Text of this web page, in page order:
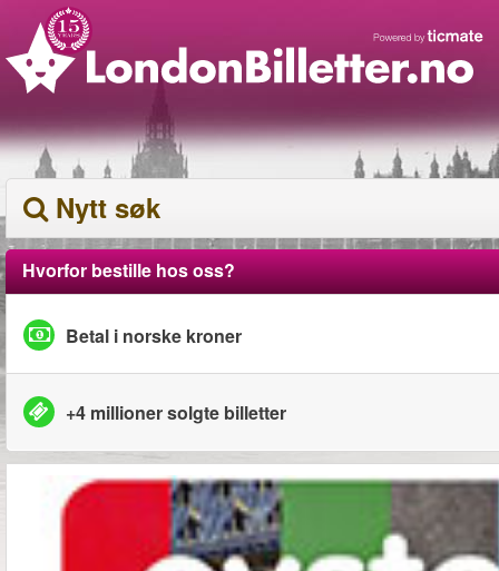
Nytt søk
Hvorfor bestille hos oss?
Betal i norske kroner
+4 millioner solgte billetter